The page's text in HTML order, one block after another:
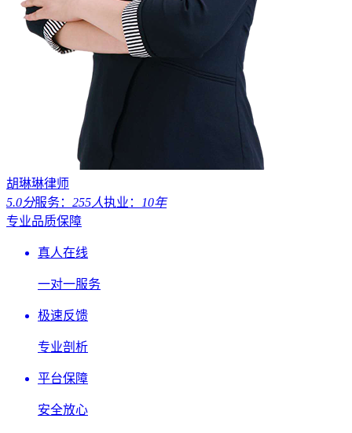
胡琳琳律师
5.0分服务： 255人执业：
10年
专业品质保障
真人在线
一对一服务
极速反馈
专业剖析
平台保障
安全放心